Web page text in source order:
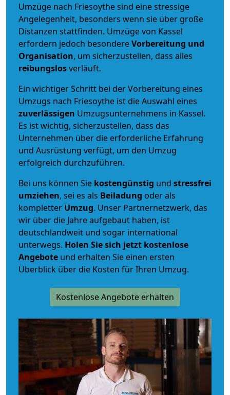
Umzüge nach Friesoythe sind eine stressige
Angelegenheit, besonders wenn sie über große
Distanzen stattfinden. Umzüge von Kassel
erfordern jedoch besondereVorbereitung und
Organisation, um sicherzustellen, dass alles
reibungslosverläuft.
Ein wichtiger Schritt bei der Vorbereitung eines
Umzugs nach Friesoythe ist die Auswahl eines
zuverlässigen Umzugsunternehmens in Kassel.
Es ist wichtig, sicherzustellen, dass das
Unternehmen über die erforderliche Erfahrung
und Ausrüstung verfügt, um den Umzug
erfolgreich durchzuführen.
Bei uns können Sie kostengünstig und stressfrei
umziehen, sei es als Beiladung oder als
kompletter Umzug. Unser Partnernetzwerk, das
wir über die Jahre aufgebaut haben, ist
deutschlandweit und sogar international
unterwegs. Holen Sie sich jetzt kostenlose
Angebote und erhalten Sie einen ersten
Überblick über die Kosten für Ihren Umzug.
Kostenlose Angebote erhalten